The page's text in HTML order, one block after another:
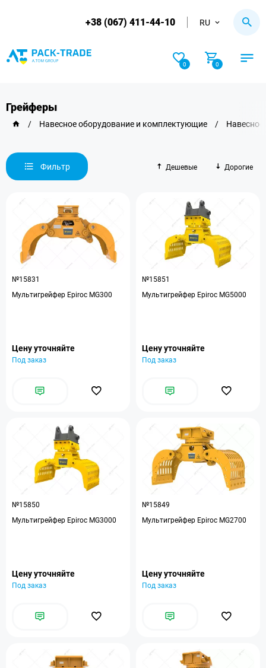
+38 (067) 411-44-10 RU
0 0
Грейферы
/ Навесное оборудование и комплектующие / Навесное
Фильтр Дешевые Дорогие
№15831
Мультигрейфер Epiroc MG300
Цену уточняйте
Под заказ
№15851
Мультигрейфер Epiroc MG5000
Цену уточняйте
Под заказ
№15850
Мультигрейфер Epiroc MG3000
Цену уточняйте
Под заказ
№15849
Мультигрейфер Epiroc MG2700
Цену уточняйте
Под заказ